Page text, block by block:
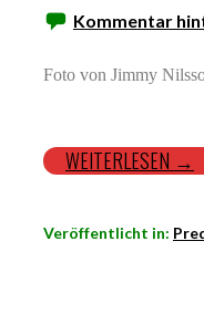
Kommentar
Foto von Jimmy
WEITERLESEN →
Veröffentlicht in: